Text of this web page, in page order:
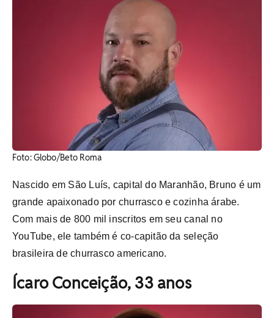
Foto: Globo/Beto Roma
Nascido em São Luís, capital do Maranhão, Bruno é um
grande apaixonado por churrasco e cozinha árabe.
Com mais de 800 mil inscritos em seu canal no
YouTube, ele também é co-capitão da seleção
brasileira de churrasco americano.
Ícaro Conceição, 33 anos